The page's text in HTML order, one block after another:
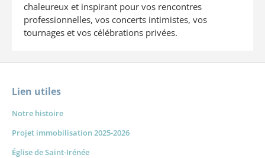
chaleureux et inspirant pour vos rencontres
professionnelles, vos concerts intimistes, vos
tournages et vos célébrations privées.
Lien utiles
Notre histoire
Projet immobilisation 2025-2026
Église de Saint-Irénée